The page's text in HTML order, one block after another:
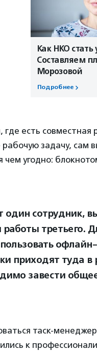
Как НКО стать
Составляем
Морозовой
Подробнее
где есть совместная
задачу, сам
чем угодно:
один сотрудник,
третьего.
приходят туда в
завести
таск-
к